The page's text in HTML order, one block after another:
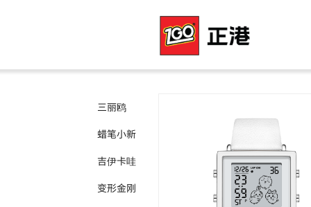
三丽鸥
蜡笔小新
吉伊卡哇
变形金刚